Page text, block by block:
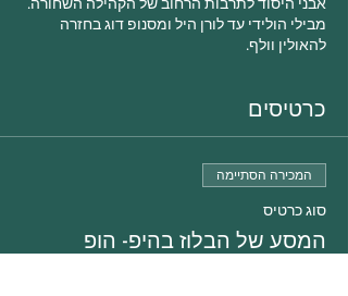
אבני היסוד לתרבות הרחוב של הקהילה השחורה.
מבילי הולידי עד לורן היל ומסנופ דוג בחזרה
להאולין וולף.
כרטיסים
המכירה הסתיימה
סוג כרטיס
המסע של הבלוז בהיפ- הופ